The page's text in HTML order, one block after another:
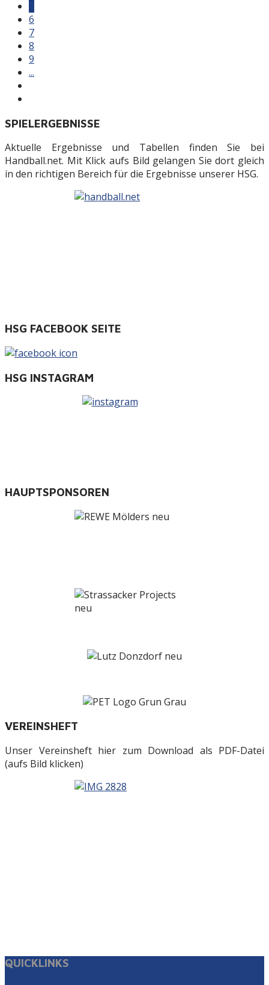
6
7
8
9
...
SPIELERGEBNISSE
Aktuelle Ergebnisse und Tabellen finden Sie bei
Handball.net. Mit Klick aufs Bild gelangen Sie dort gleich
in den richtigen Bereich für die Ergebnisse unserer HSG.
HSG FACEBOOK SEITE
HSG INSTAGRAM
HAUPTSPONSOREN
VEREINSHEFT
Unser Vereinsheft hier zum Download als PDF-Datei
(aufs Bild klicken)
QUICKLINKS